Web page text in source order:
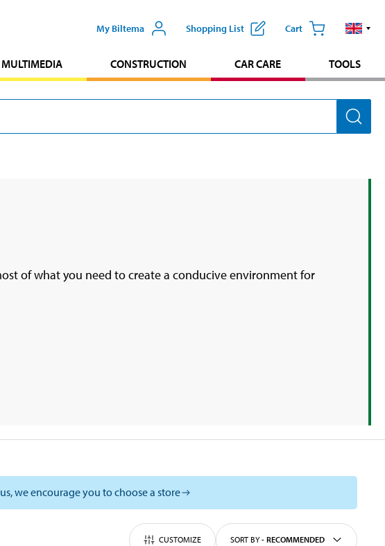
My Biltema Shopping List Cart
MULTIMEDIA CONSTRUCTION CAR CARE TOOLS
of what you need to create a conducive environment for
we encourage you to choose a store
CUSTOMIZE SORT BY- RECOMMENDED